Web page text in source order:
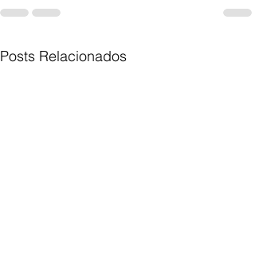
Posts Relacionados